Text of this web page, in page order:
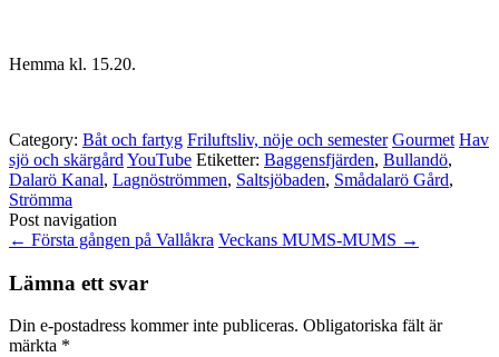
Hemma kl. 15.20.
Category: Båt och fartyg Friluftsliv, nöje och semester Gourmet Hav
sjö och skärgård YouTube Etiketter: Baggensfjärden, Bullandö,
Dalarö Kanal, Lagnöströmmen, Saltsjöbaden, Smådalarö Gård,
Strömma
Post navigation
← Första gången på Vallåkra Veckans MUMS-MUMS →
Lämna ett svar
Din e-postadress kommer inte publiceras. Obligatoriska fält är
märkta *